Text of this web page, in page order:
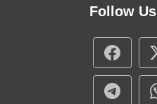
Follow Us